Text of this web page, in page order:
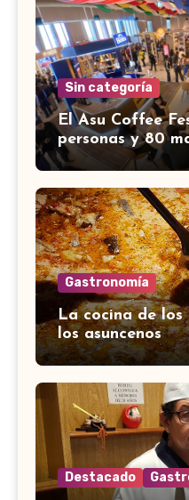
Sin categoría
El Asu Coffee
personas y 80
Gastronomía
La cocina de los
los asuncenos
Destacado